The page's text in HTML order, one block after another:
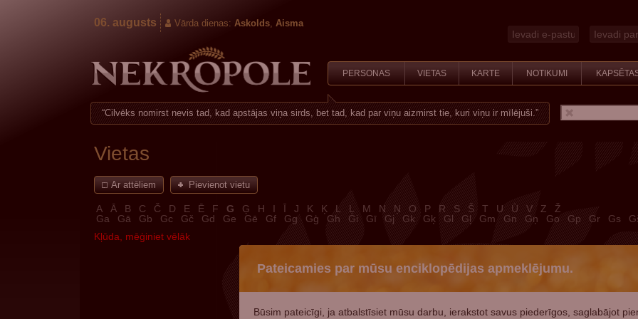
06. augusts Vārda dienas: Askolds, Aisma
PERSONAS VIETAS KARTE NOTIKUMI
Cilvēks nomirst nevis tad, kad apstājas viņa sirds, bet tad, kad par viņu aizmirst tie, kuri viņu ir mīlējuši.
Vietas
Ar attēliem Pievienot vietu
A Ā B C Č D E Ē F G Ģ H I Ī J K Ķ L Ļ M N Ņ O P R S Š T U Ū V Z
Ž
Ga
Gā Gb Gc Gč Gd Ge Gē Gf Gg Gģ Gh Gi Gī Gj Gk Gķ Gl Gļ Gm Gn Gņ Go Gp Gr Gs
Kļūda, mēģiniet vēlāk
Pateicamies par mūsu enciklopēdijas apmeklējumu.
Būsim pateicīgi, ja atbalstīsiet mūsu darbu, ierakstot savus piederīgos, saglabājot